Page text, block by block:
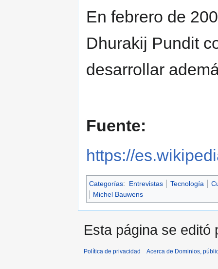
En febrero de
Dhurakij Pundit
desarrollar
Fuente:
https://
Categorías: Entrevistas Tecnología
Michel Bauwens
Esta página se editó
Política de privacidad Acerca de Dominios,